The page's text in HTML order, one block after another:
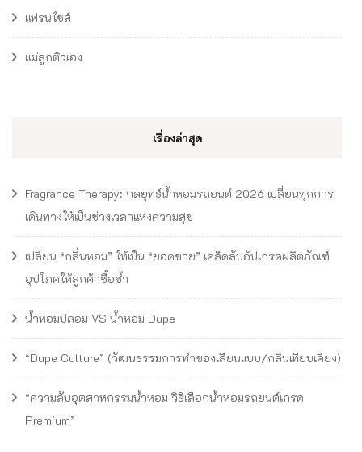
แฟรนไชส์
แม่ลูกติวเอง
เรื่องล่าสุด
Fragrance Therapy: กลยุทธ์น้ำหอมรถยนต์ 2026 เปลี่ยนทุกการ
เดินทางให้เป็นช่วงเวลาแห่งความสุข
เปลี่ยน “กลิ่นหอม” ให้เป็น “ยอดขาย” เคล็ดลับอัปเกรดผลิตภัณฑ์
อุปโภคให้ลูกค้าซื้อซ้ำ
น้ำหอมปลอม VS น้ำหอม Dupe
“Dupe Culture” (วัฒนธรรมการทำของเลียนแบบ/กลิ่นเทียบเคียง)
“ความลับอุตสาหกรรมน้ำหอม วิธีเลือกน้ำหอมรถยนต์เกรด
Premium”